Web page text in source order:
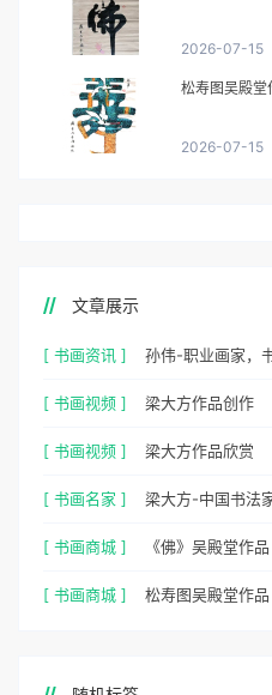
2026-07-15
松寿图吴殿堂
2026-07-15
文章展示
[ 书画资讯 ] 孙伟-职业画家，
[ 书画视频 ] 梁大方作品创作
[ 书画视频 ] 梁大方作品欣赏
[ 书画名家 ] 梁大方-中国书法
[ 书画商城 ] 《佛》吴殿堂作品
[ 书画商城 ] 松寿图吴殿堂作品